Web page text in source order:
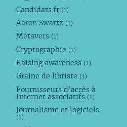
Candidats.fr (1)
Aaron Swartz (1)
Métavers (1)
Cryptographie (1)
Raising awareness (1)
Graine de libriste (1)
Fournisseurs d’accès à
Internet associatifs (1)
Journalisme et logiciels
(1)